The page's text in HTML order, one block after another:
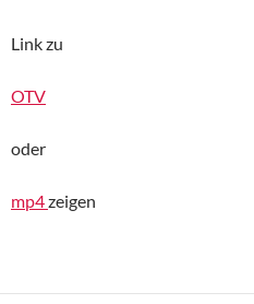
Link zu
OTV
oder
mp4zeigen